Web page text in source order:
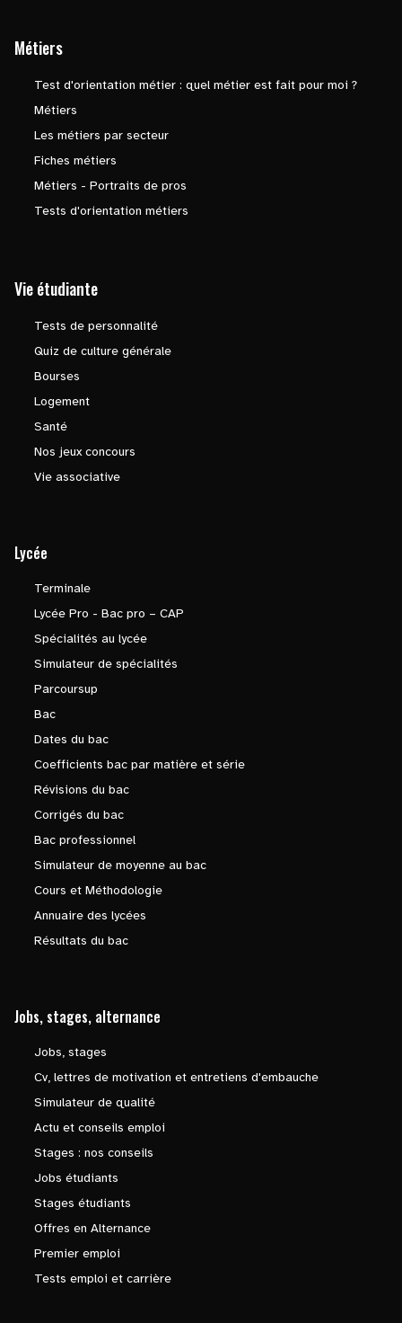
Métiers
Test d'orientation métier : quel métier est fait pour moi ?
Métiers
Les métiers par secteur
Fiches métiers
Métiers - Portraits de pros
Tests d'orientation métiers
Vie étudiante
Tests de personnalité
Quiz de culture générale
Bourses
Logement
Santé
Nos jeux concours
Vie associative
Lycée
Terminale
Lycée Pro - Bac pro – CAP
Spécialités au lycée
Simulateur de spécialités
Parcoursup
Bac
Dates du bac
Coefficients bac par matière et série
Révisions du bac
Corrigés du bac
Bac professionnel
Simulateur de moyenne au bac
Cours et Méthodologie
Annuaire des lycées
Résultats du bac
Jobs, stages, alternance
Jobs, stages
Cv, lettres de motivation et entretiens d'embauche
Simulateur de qualité
Actu et conseils emploi
Stages : nos conseils
Jobs étudiants
Stages étudiants
Offres en Alternance
Premier emploi
Tests emploi et carrière